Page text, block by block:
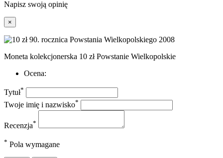
Napisz swoją opinię
×
Moneta kolekcjonerska 10 zł Powstanie Wielkopolskie
Ocena:
Tytuł*
Twoje imię i nazwisko*
Recenzja*
* Pola wymagane